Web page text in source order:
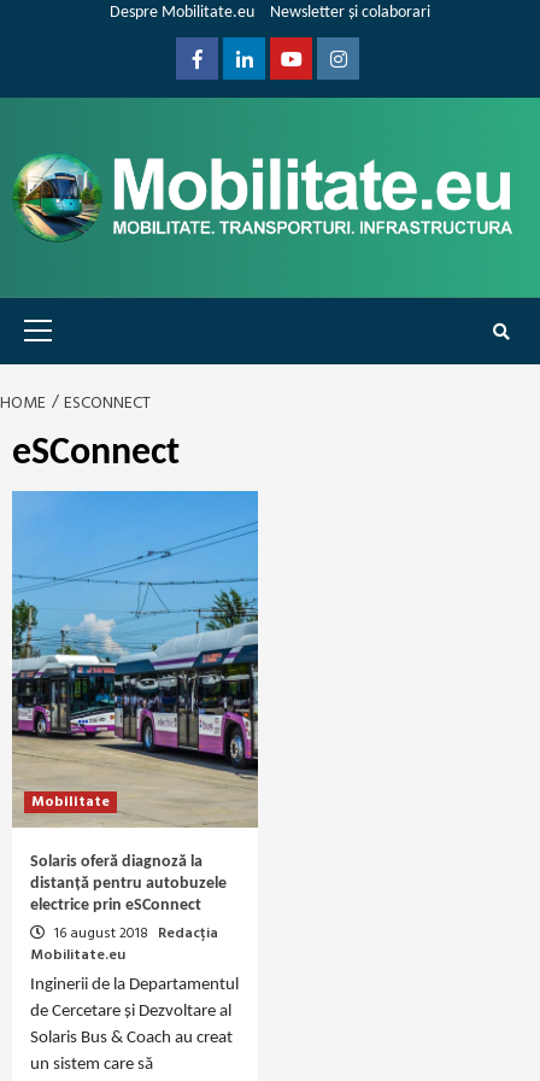
Despre Mobilitate.eu Newsletter și colaborari
FacebookLinkedinYoutubeInstagram
Primary
Menu
HOME ESCONNECT
eSConnect
Mobilitate
Solaris oferă diagnoză la
distanță pentru autobuzele
electrice prin eSConnect
16 august 2018 Redacția
Mobilitate.eu
Inginerii de la Departamentul
de Cercetare și Dezvoltare al
Solaris Bus & Coach au creat
un sistem care să